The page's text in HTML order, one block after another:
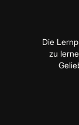
Die
zu